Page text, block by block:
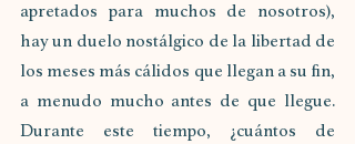
apretados para muchos de nosotros),
hay un duelo nostálgico de la libertad de
los meses más cálidos que llegan a su fin,
a menudo mucho antes de que llegue.
Durante este tiempo, ¿cuántos de